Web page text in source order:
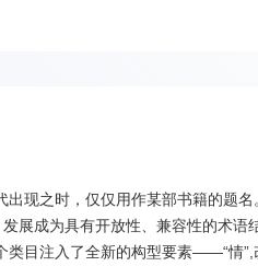
联合参与发行机制建设，探索改革
现之时，仅仅用作某部书籍的题
展成为具有开放性、兼容性的术
类目注入了全新的构型要素——“情